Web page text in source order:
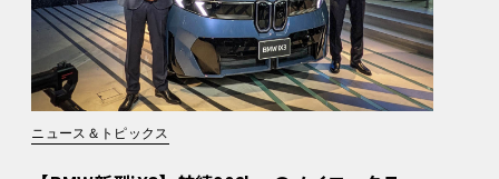
ニュース＆トピックス